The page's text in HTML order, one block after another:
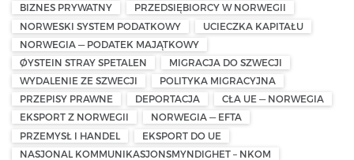
BIZNES PRYWATNY
PRZEDSIĘBIORCY W NORWEGII
NORWESKI SYSTEM PODATKOWY
UCIECZKA KAPITAŁU
NORWEGIA — PODATEK MAJĄTKOWY
ØYSTEIN STRAY SPETALEN
MIGRACJA DO SZWECJI
WYDALENIE ZE SZWECJI
POLITYKA MIGRACYJNA
PRZEPISY PRAWNE
DEPORTACJA
CŁA UE — NORWEGIA
EKSPORT Z NORWEGII
NORWEGIA — EFTA
PRZEMYSŁ I HANDEL
EKSPORT DO UE
NASJONAL KOMMUNIKASJONSMYNDIGHET – NKOM